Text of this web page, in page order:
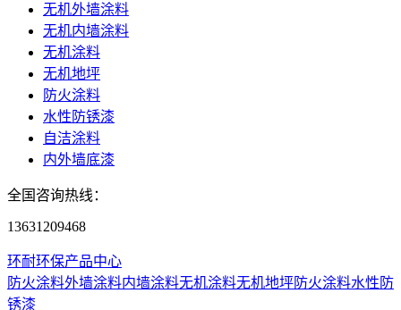
无机外墙涂料
无机内墙涂料
无机涂料
无机地坪
防火涂料
水性防锈漆
自洁涂料
内外墙底漆
全国咨询热线：
13631209468
环耐环保产品中心
防火涂料外墙涂料内墙涂料无机涂料无机地坪防火涂料水性防
锈漆